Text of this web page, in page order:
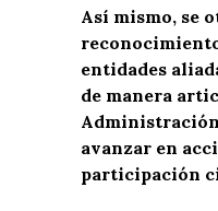
Así mismo, se
entidades
de manera
avanzar en
participación